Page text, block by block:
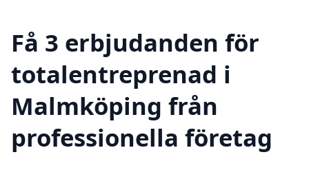
Få 3 erbjudanden för
totalentreprenad i
Malmköping från
professionella företag